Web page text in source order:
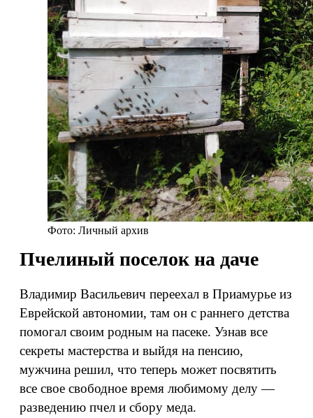
Фото: Личный архив
Пчелиный поселок на даче
Владимир Васильевич переехал в Приамурье из
Еврейской автономии, там он с раннего детства
помогал своим родным на пасеке. Узнав все
секреты мастерства и выйдя на пенсию,
мужчина решил, что теперь может посвятить
все свое свободное время любимому делу —
разведению пчел и сбору меда.